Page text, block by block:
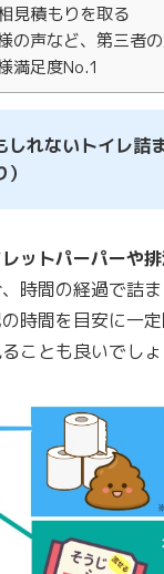
見積もりを取る
の声など、第三者
満足度No.1
しれないトイレ詰
レットパーパーや
時間の経過で詰
時間を目安に一
ことも良いでしょ